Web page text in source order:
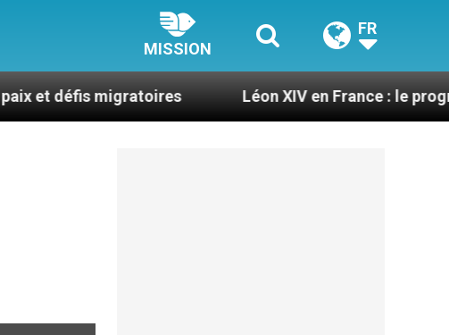
MISSION
FR
migratoires Léon XIV en France : le programme